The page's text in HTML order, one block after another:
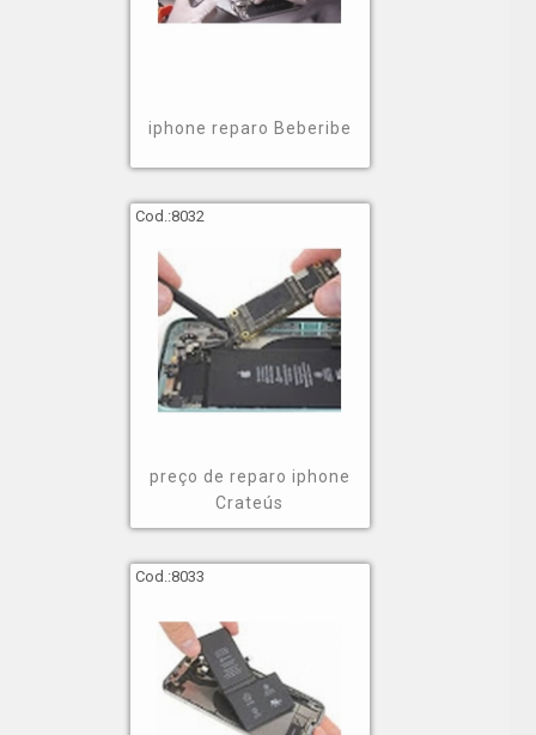
iphone reparo Beberibe
Cod.:8032
preço de reparo iphone
Crateús
Cod.:8033